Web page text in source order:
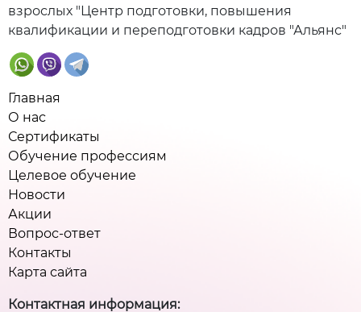
взрослых "Центр подготовки, повышения
квалификации и переподготовки кадров "Альянс"
Главная
О нас
Сертификаты
Обучение профессиям
Целевое обучение
Новости
Акции
Вопрос-ответ
Контакты
Карта сайта
Контактная информация: